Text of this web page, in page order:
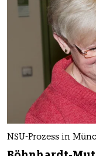
NSU-Prozess in